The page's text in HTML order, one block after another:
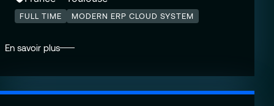
FULL TIME MODERN ERP CLOUD SYSTEM
En savoir plus